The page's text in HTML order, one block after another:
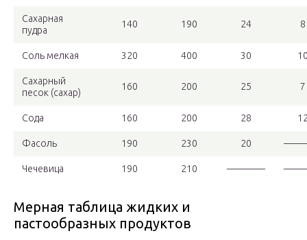
Сахарная
пудра
140 190 24 8
Соль мелкая 320 400 30
Сахарный
песок (сахар)
160 200 25 7
Сода 160 200 28
Фасоль 190 230 20
Чечевица 190 210 ————
Мерная таблица жидких и
пастообразных продуктов